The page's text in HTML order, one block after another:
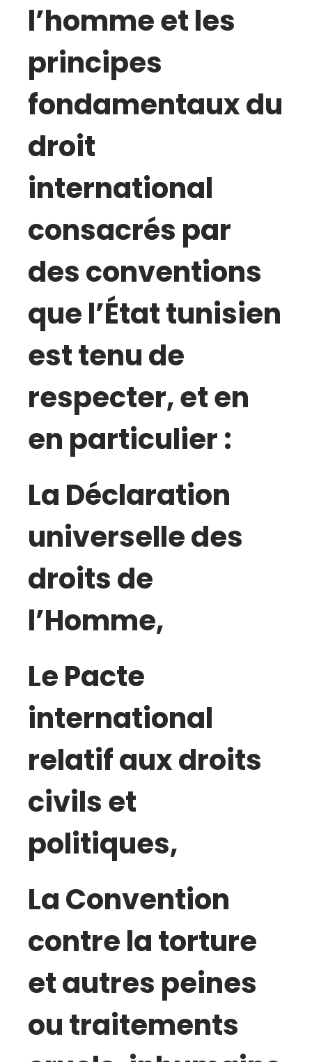
l’homme et les
principes
fondamentaux du
droit
international
consacrés par
des conventions
que l’État tunisien
est tenu de
respecter, et en
en particulier :
La Déclaration
universelle des
droits de
l’Homme,
Le Pacte
international
relatif aux droits
civils et
politiques,
La Convention
contre la torture
et autres peines
ou traitements